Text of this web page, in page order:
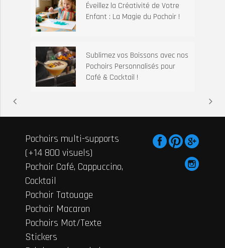
Éveillez la Créativité de Votre
Enfant : La Magie du Pochoir !
Sublimez vos Boissons avec nos
Pochoirs Personnalisés pour
Café & Cocktail !
Pochoirs multi-supports
(+14 800 visuels)
Pochoir Café, Cappuccino,
Cocktail
Pochoir Tatouage
Pochoir Macaron
Pochoirs Mot/Texte
Stickers